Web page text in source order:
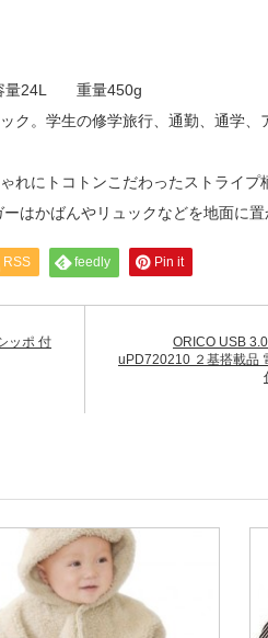
量24L 重量450g
ク。学生の修学旅行、通勤、通学
れにトコトンこだわったストライプ
はかばんやリュックなどを地面に置
RSS feedly Pin it
ッポ 付
ORICO USB
uPD720210 ２基搭載品